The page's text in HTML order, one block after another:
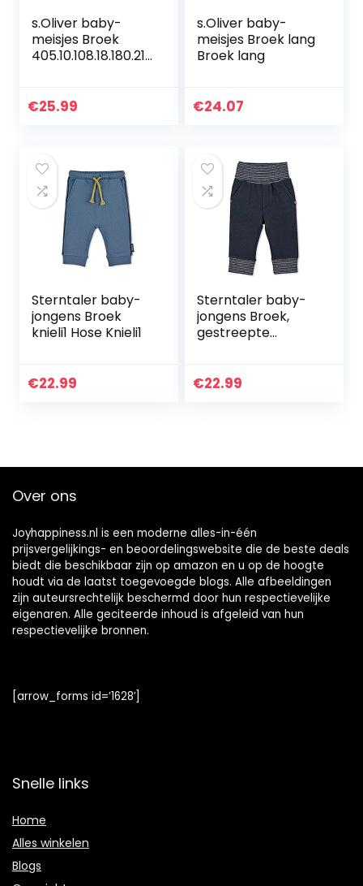
s.Oliver baby-
meisjes Broek
405.10.108.18.180.210
€25.99
s.Oliver baby-
meisjes Broek lang
Broek lang
€24.07
Sterntaler baby-
jongens Broek
knieli1 Hose Knieli1
€22.99
Sterntaler baby-
jongens Broek,
gestreepte
€22.99
Over ons
Joyhappiness.nl is een moderne alles-in-één
prijsvergelijkings- en beoordelingswebsite die de beste deals
biedt die beschikbaar zijn op amazon en u op de hoogte
houdt via de laatst toegevoegde blogs. Alle afbeeldingen
zijn auteursrechtelijk beschermd door hun respectievelijke
eigenaren. Alle geciteerde inhoud is afgeleid van hun
respectievelijke bronnen.
[arrow_forms id=’1628′]
Snelle links
Home
Alles winkelen
Blogs